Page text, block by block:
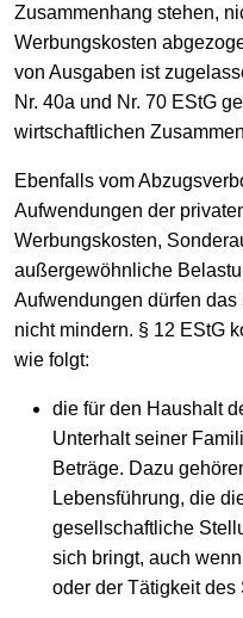
Zusammenhang stehen,
Werbungskosten
von Ausgaben ist
Nr. 40a und Nr. 70 EStG
wirtschaftlichen
Ebenfalls vom
Aufwendungen der
Werbungskosten,
außergewöhnliche
Aufwendungen dürfen
nicht mindern. § 12 EStG
wie folgt:
die für den Haushalt
Unterhalt seiner
Beträge. Dazu
Lebensführung, die
gesellschaftliche
sich bringt, auch
oder der Tätigkeit